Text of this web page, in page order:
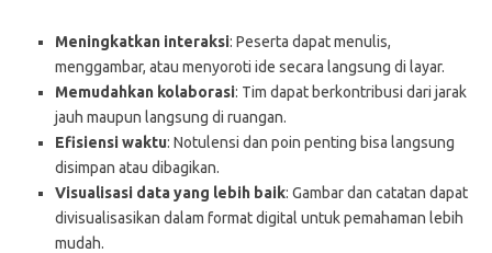
Meningkatkan interaksi: Peserta dapat menulis,
menggambar, atau menyoroti ide secara langsung di layar.
Memudahkan kolaborasi: Tim dapat berkontribusi dari jarak
jauh maupun langsung di ruangan.
Efisiensi waktu: Notulensi dan poin penting bisa langsung
disimpan atau dibagikan.
Visualisasi data yang lebih baik: Gambar dan catatan dapat
divisualisasikan dalam format digital untuk pemahaman lebih
mudah.